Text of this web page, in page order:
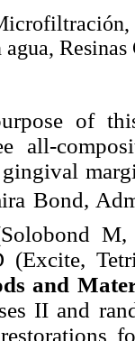
Resinas
of
all-
Bond,
(Excite,
and
II and